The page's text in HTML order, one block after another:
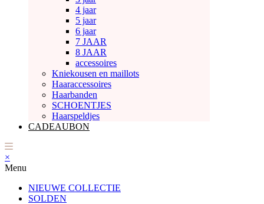
4 jaar
5 jaar
6 jaar
7 JAAR
8 JAAR
accessoires
Kniekousen en maillots
Haaraccessoires
Haarbanden
SCHOENTJES
Haarspeldjes
CADEAUBON
×
Menu
NIEUWE COLLECTIE
SOLDEN